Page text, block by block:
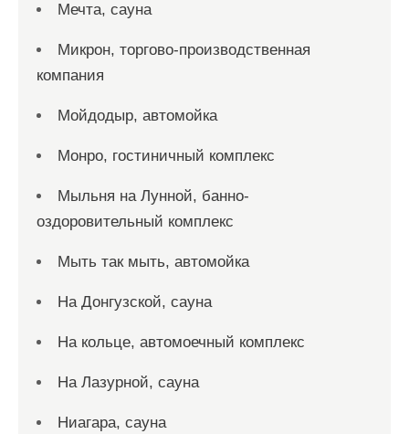
Мечта, сауна
Микрон, торгово-производственная
компания
Мойдодыр, автомойка
Монро, гостиничный комплекс
Мыльня на Лунной, банно-
оздоровительный комплекс
Мыть так мыть, автомойка
На Донгузской, сауна
На кольце, автомоечный комплекс
На Лазурной, сауна
Ниагара, сауна